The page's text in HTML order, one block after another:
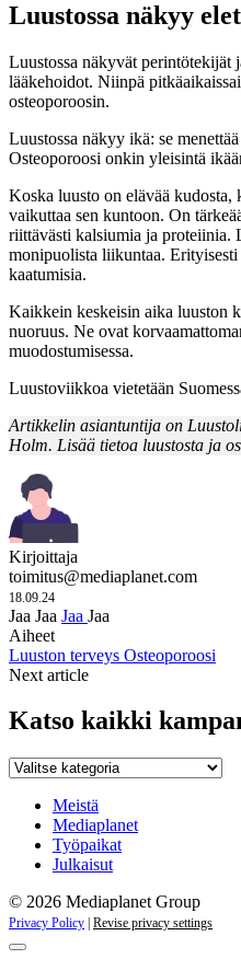
Luustossa näkyy
Luustossa näkyvät perintötekijät
lääkehoidot. Niinpä
osteoporoosin.
Luustossa näkyy ikä: se
Osteoporoosi onkin yleisintä
Koska luusto on elävää kudosta,
vaikuttaa sen kuntoon. On
riittävästi kalsiumia ja proteiinia.
monipuolista liikuntaa. Erityisesti
kaatumisia.
Kaikkein keskeisin aika luuston
nuoruus. Ne ovat
muodostumisessa.
Luustoviikkoa vietetään
Artikkelin asiantuntija on
Holm. Lisää tietoa luustosta ja
Kirjoittaja
toimitus@mediaplanet.com
18.09.24
Jaa Jaa Jaa Jaa
Aiheet
Luuston terveys Osteoporoosi
Next article
Katso kaikki
Katso
kampanjat
Meistä
Mediaplanet
Työpaikat
Julkaisut
© 2026 Mediaplanet Group
Privacy Policy Revise privacy settings